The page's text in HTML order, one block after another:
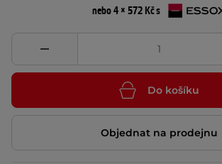
nebo 4 × 572 Kč s
Do košíku
Objednat na prodejnu